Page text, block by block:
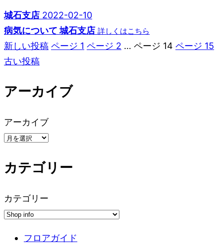
城石支店 2022-02-10
病気について 城石支店 詳しくはこちら
投
ペ
ー
ジ
ネ
シ
ョ
新しい投稿 ページ 1 ページ 2 … ページ 14 ページ 15
古い投稿
アーカイブ
アーカイブ
カテゴリー
カテゴリー
フロアガイド